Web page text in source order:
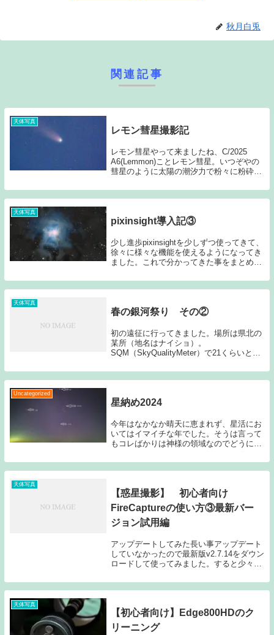
秋月白兎
関連記事
天体写真
レモン彗星撮影記
レモン彗星やって来ましたね、C/2025
A6(Lemmon)ことレモン彗星。いつぞやの
彗星のように太陽の潮汐力で粉々に粉砕さ
が、無事に切り抜けてくれました。図鑑な
どでハレー彗星のドタバタを知って以来、
天体写真
pixinsight導入記③
少し進歩pixinsightを少しずつ使ってきて、
徐々に様々な機能を使えるようになってき
ました。これで分かってきた事をまとめて
アフェーズと呼ばれる段階になります。前
回の内容はリニアフェーズと呼ばれる内
天体写真
春の銀河祭り その②
初の遠征に行ってきました。場所は県北の
某所（地名はナイショ）。
SQM（SkyQualityMeter）で21くらいとい
だったんで正直「どのくらいのモンなんだ
よサッパリ分かんねーよ」と思っていたん
Uncategorized
星納め2024
今年はなかなか晴天に恵まれず、星活にお
いてはイマイチな年でした。そうは言って
もコレばかりは神様の領域なのでどうにも
上なのでしょう。窓口に行く事も連絡する
事も出来ないのではお手上げです。星仲間
天体写真
【惑星撮影】 初心者向け
FireCaptureの使い方③最新バー
ジョン試用編
アップデートしてみた長い事アップデート
していなかったので最新版v2.7.14をダウン
ロードして使ってみました。すると少々変
たいと思います。過去記事も訂正しないと
いけませんね。近日中にやろうと考えてい
天体写真
【初心者向け】Edge800HDのク
リーニング